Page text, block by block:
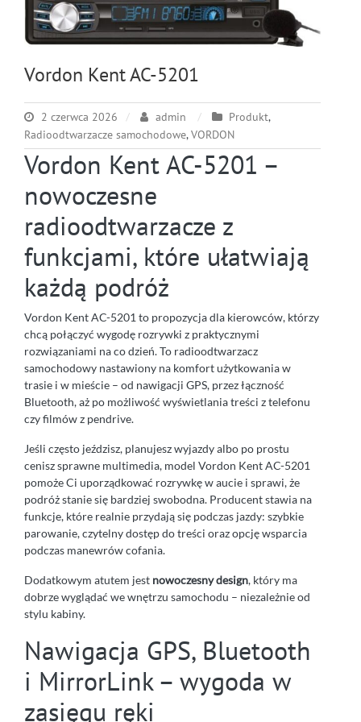
Vordon Kent AC-5201
2 czerwca 2026 admin Produkt,
Radioodtwarzacze samochodowe,VORDON
Vordon Kent AC-5201 –
nowoczesne
radioodtwarzacze z
funkcjami, które ułatwiają
każdą podróż
Vordon Kent AC-5201 to propozycja dla kierowców, którzy
chcą połączyć wygodę rozrywki z praktycznymi
rozwiązaniami na co dzień. To radioodtwarzacz
samochodowy nastawiony na komfort użytkowania w
trasie i w mieście – od nawigacji GPS, przez łączność
Bluetooth, aż po możliwość wyświetlania treści z telefonu
czy filmów z pendrive.
Jeśli często jeździsz, planujesz wyjazdy albo po prostu
cenisz sprawne multimedia, model Vordon Kent AC-5201
pomoże Ci uporządkować rozrywkę w aucie i sprawi, że
podróż stanie się bardziej swobodna. Producent stawia na
funkcje, które realnie przydają się podczas jazdy: szybkie
parowanie, czytelny dostęp do treści oraz opcję wsparcia
podczas manewrów cofania.
Dodatkowym atutem jest nowoczesny design, który ma
dobrze wyglądać we wnętrzu samochodu – niezależnie od
stylu kabiny.
Nawigacja GPS, Bluetooth
i MirrorLink – wygoda w
zasięgu ręki